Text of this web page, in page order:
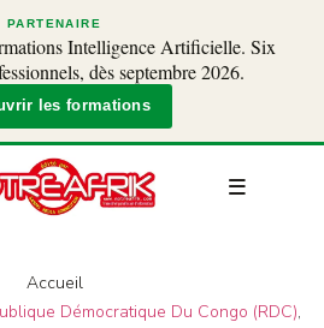
PARTENAIRE
Intelligence Artificielle. Six
dès septembre 2026.
les formations
Accueil
Démocratique Du Congo (RDC),